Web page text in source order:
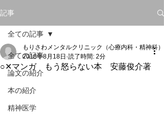
記事
全ての記事
論文の紹介
本の紹介
精神医学
全ての記事
○✕マンガ もう怒らない本 安藤俊介著
もりさわメンタルクリニック（心療内科・精神科）
2018年8月18日 読了時間: 2分